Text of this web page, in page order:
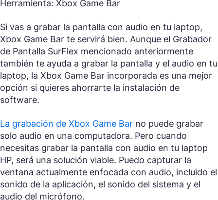
Herramienta: Xbox Game Bar
Si vas a grabar la pantalla con audio en tu laptop,
Xbox Game Bar te servirá bien. Aunque el Grabador
de Pantalla SurFlex mencionado anteriormente
también te ayuda a grabar la pantalla y el audio en tu
laptop, la Xbox Game Bar incorporada es una mejor
opción si quieres ahorrarte la instalación de
software.
La grabación de Xbox Game Bar no puede grabar
solo audio en una computadora. Pero cuando
necesitas grabar la pantalla con audio en tu laptop
HP, será una solución viable. Puedo capturar la
ventana actualmente enfocada con audio, incluido el
sonido de la aplicación, el sonido del sistema y el
audio del micrófono.